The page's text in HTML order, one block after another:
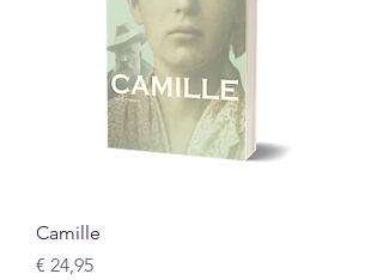
Camille
Prijs
€ 24,95